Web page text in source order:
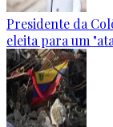
Presidente da
eleita para um